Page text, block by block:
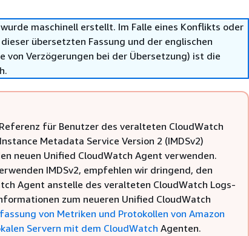
maschinell erstellt. Im Falle eines Konflikts oder
übersetzten Fassung und der englischen
von Verzögerungen bei der Übersetzung) ist die
für Benutzer des veralteten CloudWatch
Metadata Service Version 2 (IMDSv2)
neuen Unified CloudWatch Agent verwenden.
IMDSv2, empfehlen wir dringend, den
Agent anstelle des veralteten CloudWatch Logs-
zum neueren Unified CloudWatch
von Metriken und Protokollen von Amazon
Servern mit dem CloudWatch Agenten.